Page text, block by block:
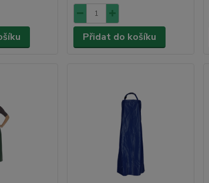
Přidat do košíku